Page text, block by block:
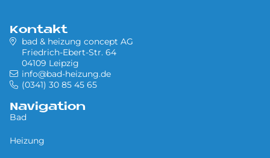
Kontakt
bad & heizung concept AG
Friedrich-Ebert-Str. 64
04109 Leipzig
info@bad-heizung.de
(0341) 30 85 45 65
Navigation
Bad
Heizung